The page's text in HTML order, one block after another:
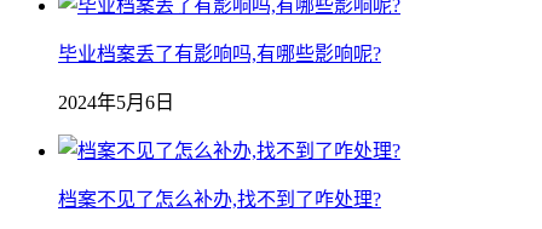
毕业档案丢了有影响吗,有哪些影响呢?
2024年5月6日
档案不见了怎么补办,找不到了咋处理?